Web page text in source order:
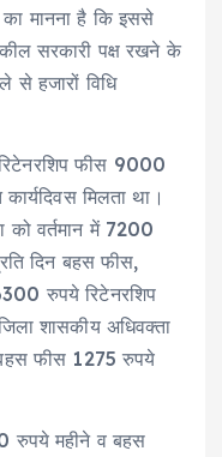
का मानना है कि इससे
सरकारी पक्ष रखने के
हजारों विधि
फीस 9000
मिलता था।
को वर्तमान में 7200
दिन बहस फीस,
रुपये रिटेनरशिप
शासकीय अधिवक्ता
फीस 1275 रुपये
रुपये महीने व बहस